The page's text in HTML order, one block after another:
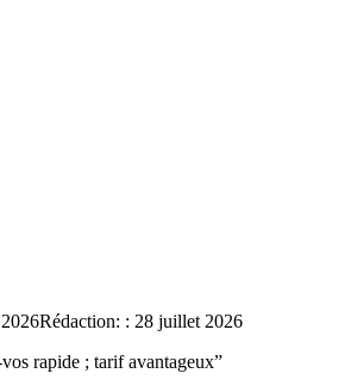
Rédaction: : 28 juillet 2026
rapide ; tarif avantageux”